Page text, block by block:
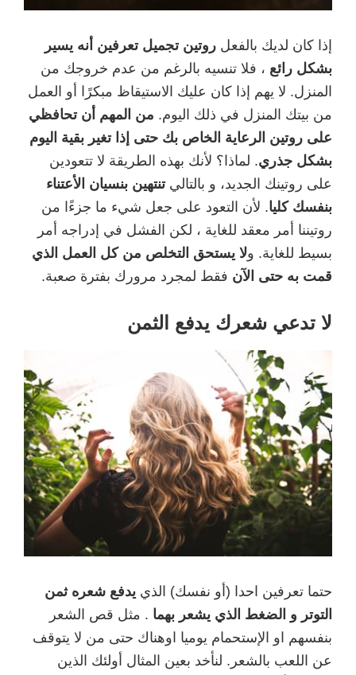
إذا كان لديك بالفعل روتين تجميل تعرفين أنه يسير
بشكل رائع ، فلا تنسيه بالرغم من عدم خروجك من
المنزل. لا يهم إذا كان عليك الاستيقاظ مبكرًا أو العمل
من بيتك المنزل في ذلك اليوم. من المهم أن تحافظي
على روتين الرعاية الخاص بك حتى إذا تغير بقية اليوم
بشكل جذري. لماذا؟ لأنك بهذه الطريقة لا تتعودين
على روتينك الجديد، و بالتالي تنتهين بنسيان الأعتناء
بنفسك كليا. لأن التعود على جعل شيء ما جزءًا من
روتيننا أمر معقد للغاية ، لكن الفشل في إدراجه أمر
بسيط للغاية. ولا يستحق التخلص من كل العمل الذي
قمت به حتى الآن فقط لمجرد مرورك بفترة صعبة.
لا تدعي شعرك يدفع الثمن
حتما تعرفين احدا (أو نفسك) الذي يدفع شعره ثمن
التوتر و الضغط الذي يشعر بهما . مثل قص الشعر
بنفسهم او الإستحمام يوميا اوهناك حتى من لا يتوقف
عن اللعب بالشعر. لنأخد بعين المثال أولئك الذين